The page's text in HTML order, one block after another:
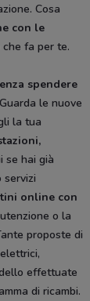
Cosa
con le
che fa per te.
spendere
Guarda le nuove
la tua
se hai già
servizi
online con
o la
proposte di
effettuate
di ricambi.